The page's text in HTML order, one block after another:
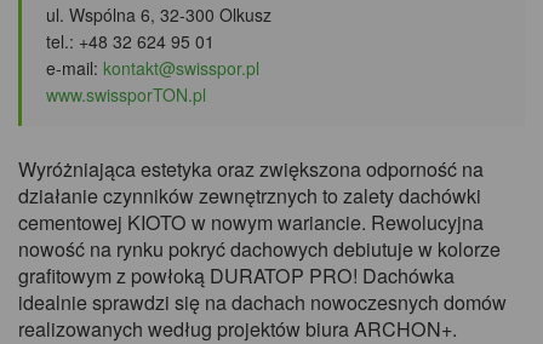
ul. Wspólna 6, 32-300 Olkusz
tel.: +48 32 624 95 01
e-mail: kontakt@swisspor.pl
www.swissporTON.pl
Wyróżniająca estetyka oraz zwiększona odporność na
działanie czynników zewnętrznych to zalety dachówki
cementowej KIOTO w nowym wariancie. Rewolucyjna
nowość na rynku pokryć dachowych debiutuje w kolorze
grafitowym z powłoką DURATOP PRO! Dachówka
idealnie sprawdzi się na dachach nowoczesnych domów
realizowanych według projektów biura ARCHON+.